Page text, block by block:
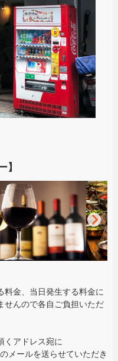
】
料金、当日発生する料金に
せんので各自ご負担いただ
くアドレス宛に
メールを送らせていただき